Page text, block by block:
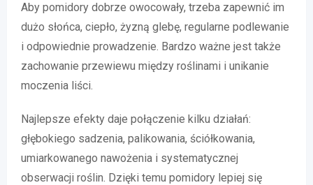
Aby pomidory dobrze owocowały, trzeba zapewnić im
dużo słońca, ciepło, żyzną glebę, regularne podlewanie
i odpowiednie prowadzenie. Bardzo ważne jest także
zachowanie przewiewu między roślinami i unikanie
moczenia liści.
Najlepsze efekty daje połączenie kilku działań:
głębokiego sadzenia, palikowania, ściółkowania,
umiarkowanego nawożenia i systematycznej
obserwacji roślin. Dzięki temu pomidory lepiej się